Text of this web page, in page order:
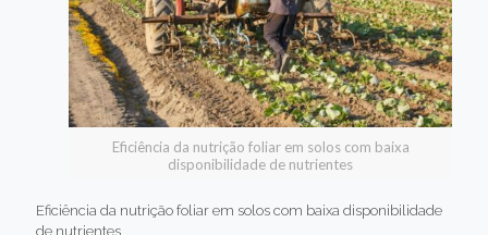
Eficiência da nutrição foliar em solos com baixa
disponibilidade de nutrientes
Eficiência da nutrição foliar em solos com baixa disponibilidade
de nutrientes